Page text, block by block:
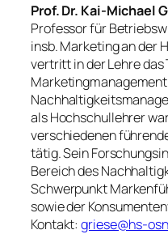
Prof. Dr. Kai-Michael
Professor für
insb. Marketing an der
vertritt in der Lehre das
als Hochschullehrer
verschiedenen
tätig. Sein
Bereich des
Schwerpunkt
sowie der
Kontakt:griese@hs-